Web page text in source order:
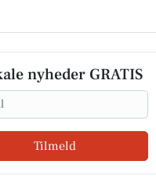
nyheder GRATIS
Tilmeld